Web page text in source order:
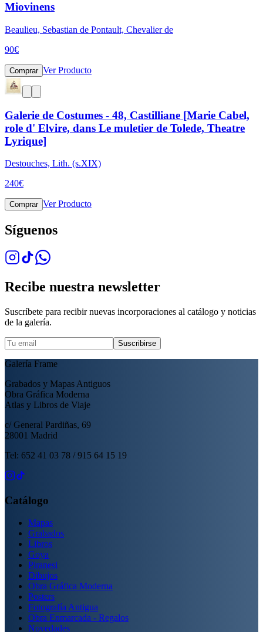
Miovinens
Beaulieu, Sebastian de Pontault, Chevalier de
90€
Comprar Ver Producto
Galerie de Costumes - 48, Castilliane [Marie Cabel,
role d' Elvire, dans Le muletier de Tolede, Theatre
Lyrique]
Destouches, Lith. (s.XIX)
240€
Comprar Ver Producto
Síguenos
Recibe nuestra newsletter
Suscríbete para recibir nuevas incorporaciones al catálogo y noticias
de la galería.
Suscribirse
Galería Frame
Grabados y Mapas Antiguos
Obra Gráfica Moderna
Atlas y Libros de Viaje
c/ General Pardiñas, 69
28001 Madrid
Tel: 652 41 03 78 / 915 64 15 19
Catálogo
Mapas
Grabados
Libros
Goya
Piranesi
Dibujos
Obra Gráfica Moderna
Posters
Fotografía Antigua
Obra Enmarcada - Regalos
Novedades